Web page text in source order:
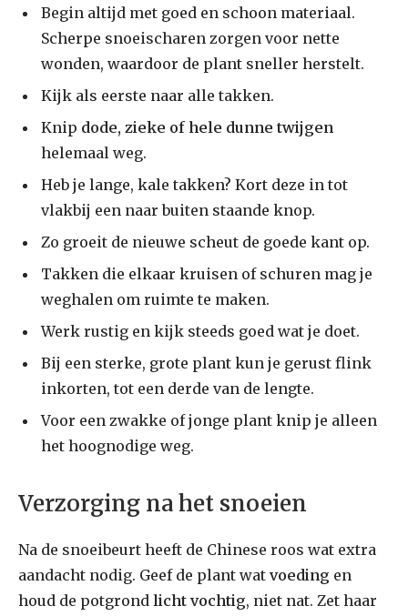
Begin altijd met goed en schoon materiaal.
Scherpe snoeischaren zorgen voor nette
wonden, waardoor de plant sneller herstelt.
Kijk als eerste naar alle takken.
Knip dode, zieke of hele dunne twijgen
helemaal weg.
Heb je lange, kale takken? Kort deze in tot
vlakbij een naar buiten staande knop.
Zo groeit de nieuwe scheut de goede kant op.
Takken die elkaar kruisen of schuren mag je
weghalen om ruimte te maken.
Werk rustig en kijk steeds goed wat je doet.
Bij een sterke, grote plant kun je gerust flink
inkorten, tot een derde van de lengte.
Voor een zwakke of jonge plant knip je alleen
het hoognodige weg.
Verzorging na het snoeien
Na de snoeibeurt heeft de Chinese roos wat extra
aandacht nodig. Geef de plant wat voeding en
houd de potgrond licht vochtig, niet nat. Zet haar